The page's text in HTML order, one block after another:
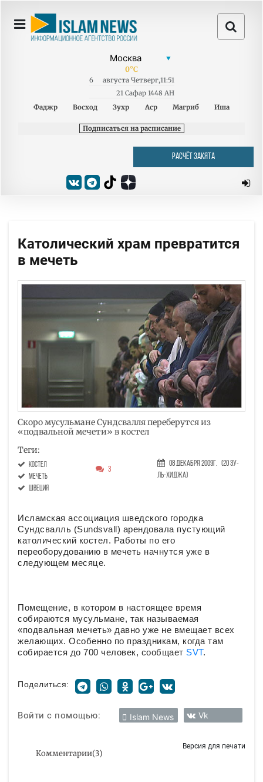
0°C
6 августа Четверг,11:51
21 Сафар 1448 AH
Фаджр
Восход Зухр Аср Магриб Иша
Подписаться на расписание
РАСЧЁТ ЗАКЯТА
Католический храм превратится
в мечеть
Скоро мусульмане Сундсвалля переберутся из
«подвальной мечети» в костел
Теги:
костел
мечеть
Швеция
3
08 Декабря 2009г. (20 Зу-
ль-хиджа)
Исламская ассоциация шведского городка
Сундсвалль (Sundsvall) арендовала пустующий
католический костел. Работы по его
переоборудованию в мечеть начнутся уже в
следующем месяце.
Помещение, в котором в настоящее время
собираются мусульмане, так называемая
«подвальная мечеть» давно уже не вмещает всех
желающих. Особенно по праздникам, когда там
собирается до 700 человек, сообщает SVT.
Поделиться:
Войти с помощью: Islam News Vk
Комментарии(3)
Версия для печати